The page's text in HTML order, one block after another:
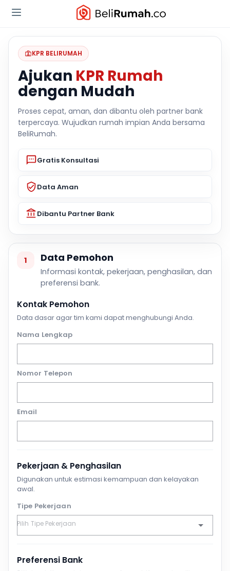
KPR BELIRUMAH
Ajukan KPR Rumah
dengan Mudah
Proses cepat, aman, dan dibantu oleh partner bank
terpercaya. Wujudkan rumah impian Anda bersama
BeliRumah.
Gratis Konsultasi
Data Aman
Dibantu Partner Bank
1 Data Pemohon
Informasi kontak, pekerjaan, penghasilan, dan
preferensi bank.
Kontak Pemohon
Data dasar agar tim kami dapat menghubungi Anda.
Nama Lengkap
Nomor Telepon
Email
Pekerjaan & Penghasilan
Digunakan untuk estimasi kemampuan dan kelayakan
awal.
Tipe Pekerjaan
Preferensi Bank